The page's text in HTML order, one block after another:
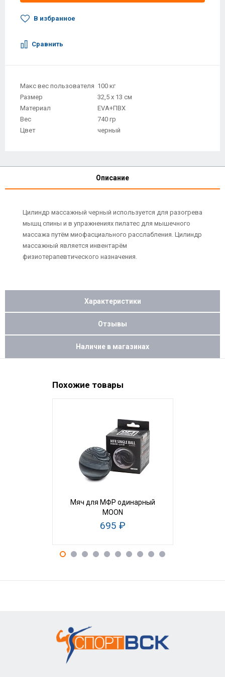
В избранное
Сравнить
Макс вес пользователя 100 кг
Размер
32,5 х 13 см
Материал
EVA+ПВХ
Вес
740 гр
Цвет
черный
Описание
Цилиндр массажный черный используется для разогрева
мышц спины и в упражнениях пилатес для мышечного
массажа путём миофасциального расслабления. Цилиндр
массажный является инвентарём
физиотерапевтического назначения.
Характеристики
Отзывы
Наличие в магазинах
Похожие товары
Мяч для МФР одинарный
MOON
695 ₽